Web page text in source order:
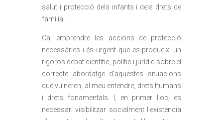
salut i protecció dels infants i dels drets de
família.
Cal emprendre les accions de protecció
necessàries i és urgent que es produeixi un
rigorós debat científic, polític i jurídic sobre el
correcte abordatge d’aquestes situacions
que vulneren, al meu entendre, drets humans
i drets fonamentals. I, en primer lloc, és
necessari visibilitzar socialment l’existència